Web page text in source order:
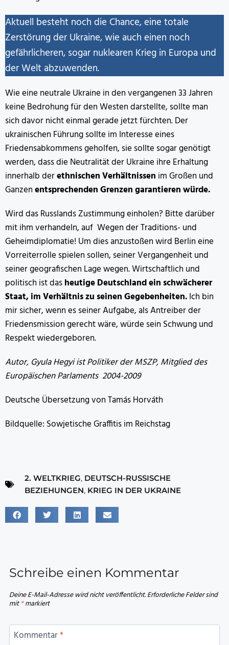
Aktuell besteht noch die Chance, eine totale
Zerstörung der Ukraine, wie auch einen noch
gefährlicheren, sogar nuklearen Krieg in Europa und
der Welt abzuwenden.
Wie eine neutrale Ukraine in den vergangenen 33 Jahren
keine Bedrohung für den Westen darstellte, sollte man
sich davor nicht einmal gerade jetzt fürchten. Der
ukrainischen Führung sollte im Interesse eines
Friedensabkommens geholfen, sie sollte sogar genötigt
werden, dass die Neutralität der Ukraine ihre Erhaltung
innerhalb derethnischen Verhältnissen im Großen und
Ganzenentsprechenden Grenzen garantieren würde.
Wird das Russlands Zustimmung einholen? Bitte darüber
mit ihm verhandeln, auf Wegen der Traditions- und
Geheimdiplomatie! Um dies anzustoßen wird Berlin eine
Vorreiterrolle spielen sollen, seiner Vergangenheit und
seiner geografischen Lage wegen. Wirtschaftlich und
politisch ist dasheutige Deutschland ein schwächerer
Staat, im Verhältnis zu seinen Gegebenheiten.Ich bin
mir sicher, wenn es seiner Aufgabe, als Antreiber der
Friedensmission gerecht wäre, würde sein Schwung und
Respekt wiedergeboren.
Autor, Gyula Hegyi ist Politiker der MSZP, Mitglied des
Europäischen Parlaments 2004-2009
Deutsche Übersetzung von Tamás Horváth
Bildquelle: Sowjetische Graffitis im Reichstag
2. WELTKRIEG, DEUTSCH-RUSSISCHE
BEZIEHUNGEN, KRIEG IN DER UKRAINE
Schreibe einen Kommentar
Deine E-Mail-Adresse wird nicht veröffentlicht.Erforderliche Felder sind
mit*markiert
Kommentar*